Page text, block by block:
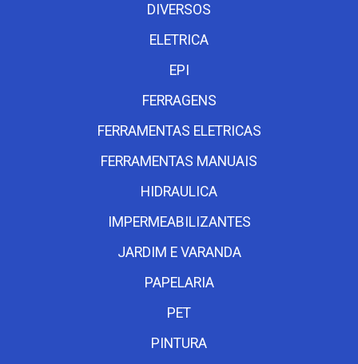
DIVERSOS
ELETRICA
EPI
FERRAGENS
FERRAMENTAS ELETRICAS
FERRAMENTAS MANUAIS
HIDRAULICA
IMPERMEABILIZANTES
JARDIM E VARANDA
PAPELARIA
PET
PINTURA